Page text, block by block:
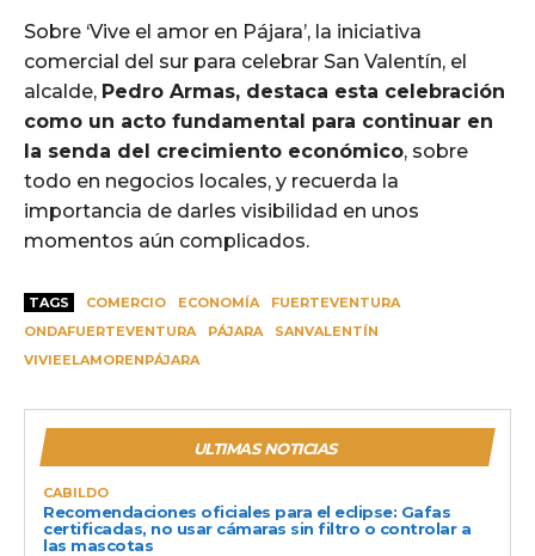
Sobre ‘Vive el amor en Pájara’, la iniciativa
comercial del sur para celebrar San Valentín, el
alcalde, Pedro Armas, destaca esta celebración
como un acto fundamental para continuar en
la senda del crecimiento económico, sobre
todo en negocios locales, y recuerda la
importancia de darles visibilidad en unos
momentos aún complicados.
TAGS COMERCIO ECONOMÍA
FUERTEVENTURA
ONDAFUERTEVENTURA
PÁJARA
SANVALENTÍN
VIVIEELAMORENPÁJARA
ULTIMAS NOTICIAS
CABILDO
Recomendaciones oficiales para el eclipse: Gafas
certificadas, no usar cámaras sin filtro o controlar a
las mascotas